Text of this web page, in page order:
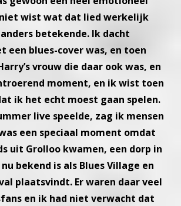
wist wat dat lied werkelijk
betekende. Ik dacht
een blues-cover was, en toen
vrouw die daar ook was, en
moment, en ik wist toen
ik het echt moest gaan spelen.
live speelde, zag ik mensen
een speciaal moment omdat
uit Grolloo kwamen, een dorp in
bekend is als Blues Village en
plaatsvindt. Er waren daar veel
en ik had niet verwacht dat